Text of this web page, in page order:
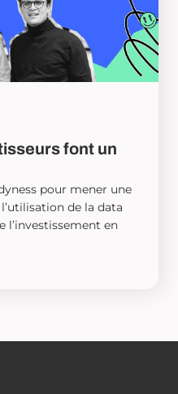
font un
pour mener une
de la data
l’investissement en